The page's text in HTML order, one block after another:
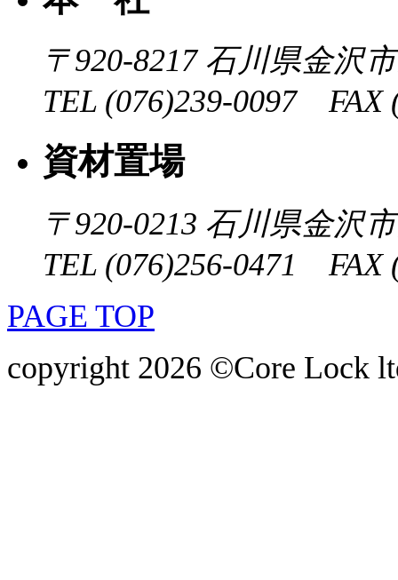
〒920-8217 石川県金沢
TEL (076)239-0097 FAX
資材置場
〒920-0213 石川県金沢
TEL (076)256-0471 FAX
PAGE TOP
copyright 2026 ©Core Lock